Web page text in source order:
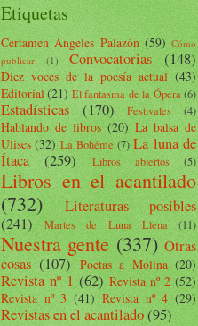
Etiquetas
Certamen Ángeles Palazón (59) Cómo
publicar
(1) Convocatorias (148)
Diez voces de la poesía actual (43)
Editorial (21) El fantasma de la Ópera (6)
Estadísticas (170) Festivales (4)
Hablando de libros (20) La balsa de
Ulises (32) La Bohéme (7) La luna de
Ítaca
(259) Libros abiertos (5)
Libros en el acantilado
(732)
Literaturas posibles
(241)
Martes de Luna Llena (11)
Nuestra gente (337) Otras
cosas (107) Poetas a Molina (20)
Revista nº 1 (62) Revista nº 2 (52)
Revista nº 3 (41) Revista nº 4 (29)
Revistas en el acantilado(95)